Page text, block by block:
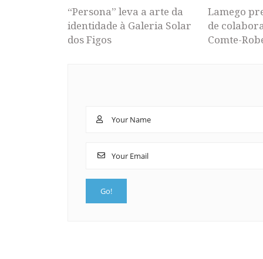
“Persona” leva a arte da
identidade à Galeria Solar
dos Figos
Lamego
de
Comte-